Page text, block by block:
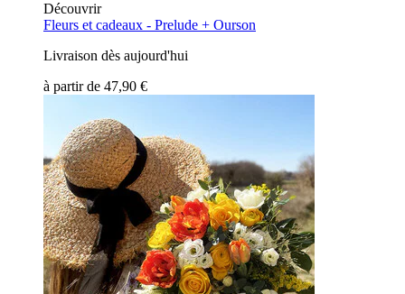
Découvrir
Fleurs et cadeaux - Prelude + Ourson
Livraison dès aujourd'hui
à partir de 47,90 €